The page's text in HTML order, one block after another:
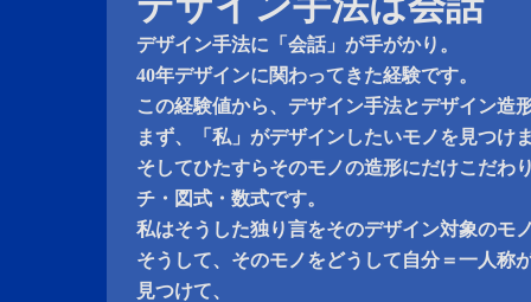
デザイン手法に「会話」が手がかり。
40年デザインに関わってきた経験です。
この経験値から、デザイン手法とデザイン造
まず、「私」がデザインしたいモノを見つけ
そしてひたすらそのモノの造形にだけこだわ
チ・図式・数式です。
私はそうした独り言をそのデザイン対象のモ
そうして、そのモノをどうして自分＝一人称
見つけて、